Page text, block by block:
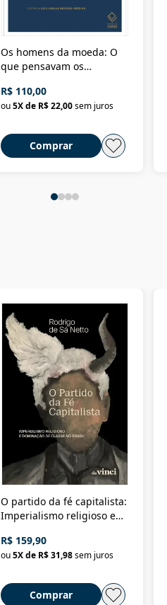
Os homens da moeda: O
que pensavam os
Nova República (1985-
2018)
R$ 110,00
ou5X de R$ 22,00sem juros
Comprar
O partido da fé capitalista:
Imperialismo religioso e
Brasil
R$ 159,90
ou5X de R$ 31,98sem juros
Comprar